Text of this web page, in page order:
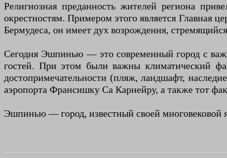
Религиозная преданность жителей региона
окрестностям. Примером этого является Главная
Бермудеса, он имеет дух возрождения,
Сегодня Эшпинью — это современный город с
гостей. При этом были важны климатический
достопримечательности (пляж, ландшафт,
аэропорта Франсишку Са Карнейру, а также тот
Эшпинью — город, известный своей многовековой